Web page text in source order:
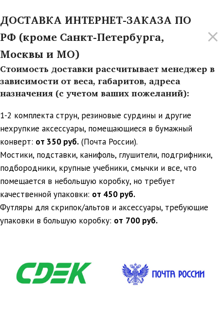
ДОСТАВКА ИНТЕРНЕТ-ЗАКАЗА ПО
РФ (кроме Санкт-Петербурга,
Москвы и МО)
Стоимость доставки рассчитывает менеджер в
зависимости от веса, габаритов, адреса
назначения (с учетом ваших пожеланий):
1-2 комплекта струн, резиновые сурдины и другие
нехрупкие аксессуары, помещающиеся в бумажный
конверт: от 350 руб. (Почта России).
Мостики, подставки, канифоль, глушители, подгрифники,
подбородники, крупные учебники, смычки и все, что
помещается в небольшую коробку, но требует
качественной упаковки: от 450 руб.
Футляры для скрипок/альтов и аксессуары, требующие
упаковки в большую коробку: от 700 руб.